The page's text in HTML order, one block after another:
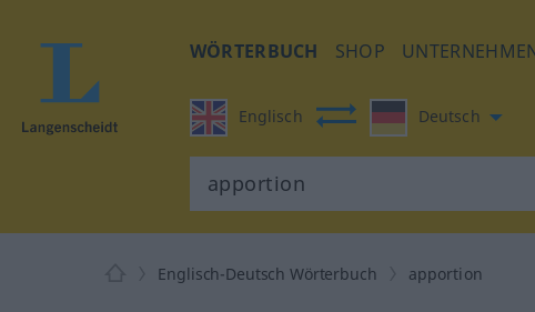
WÖRTERBUCH SHOP
Englisch Deutsch
Englisch-Deutsch Wörterbuch apportion